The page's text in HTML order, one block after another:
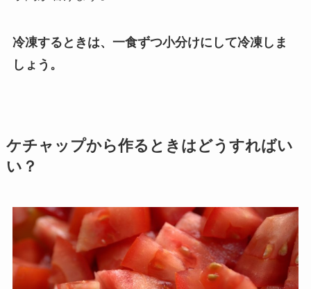
冷凍するときは、一食ずつ小分けにして冷凍しま
しょう。
ケチャップから作るときはどうすればい
い？